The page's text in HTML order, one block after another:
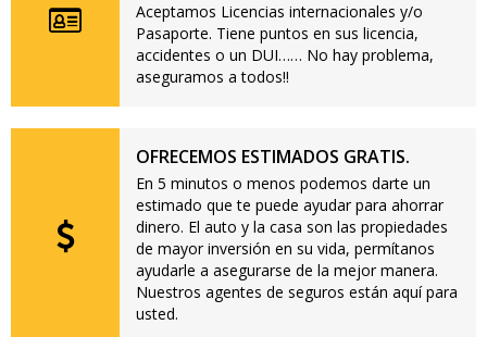
Aceptamos Licencias internacionales y/o
Pasaporte. Tiene puntos en sus licencia,
accidentes o un DUI…… No hay problema,
aseguramos a todos!!
OFRECEMOS ESTIMADOS GRATIS.
En 5 minutos o menos podemos darte un
estimado que te puede ayudar para ahorrar
dinero. El auto y la casa son las propiedades
de mayor inversión en su vida, permítanos
ayudarle a asegurarse de la mejor manera.
Nuestros agentes de seguros están aquí para
usted.